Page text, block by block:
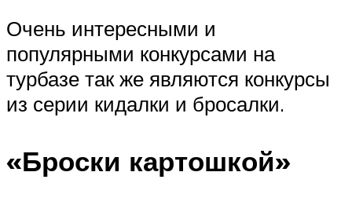
Очень интересными и
популярными конкурсами на
турбазе так же являются конкурсы
из серии кидалки и бросалки.
«Броски картошкой»